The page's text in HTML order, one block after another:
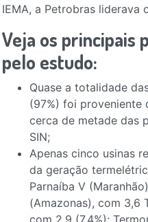
IEMA, a Petrobras liderava
Veja os principais
pelo estudo:
Quase a totalidade
(97%) foi proveniente
cerca de metade das
SIN;
Apenas cinco usinas
da geração
Parnaíba V
(Amazonas), com 3,6
com 2,9 (7,4%);